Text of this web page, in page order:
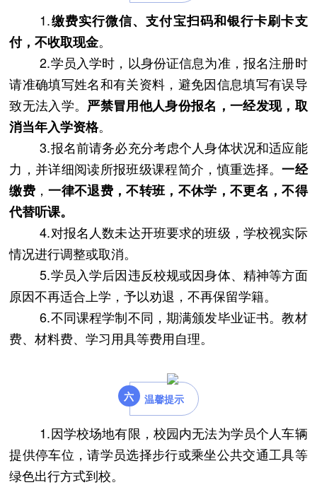
1.缴费实行微信、支付宝扫码和银行卡刷卡支
付，不收取现金。
2.学员入学时，以身份证信息为准，报名注册时
请准确填写姓名和有关资料，避免因信息填写有误导
致无法入学。 严禁冒用他人身份报名，一经发现，取
消当年入学资格。
3.报名前请务必充分考虑个人身体状况和适应能
力，并详细阅读所报班级课程简介，慎重选择。一经
缴费 ，一律不退费，不转班，不休学，不更名，不得
代替听课。
4.对报名人数未达开班要求的班级，学校视实际
情况进行调整或取消。
5.学员入学后因违反校规或因身体、精神等方面
原因不再适合上学，予以劝退，不再保留学籍。
6.不同课程学制不同，期满颁发毕业证书。教材
费、材料费、学习用具等费用自理。
六 温馨提示
1.因学校场地有限，校园内无法为学员个人车辆
提供停车位，请学员选择步行或乘坐公共交通工具等
绿色出行方式到校。